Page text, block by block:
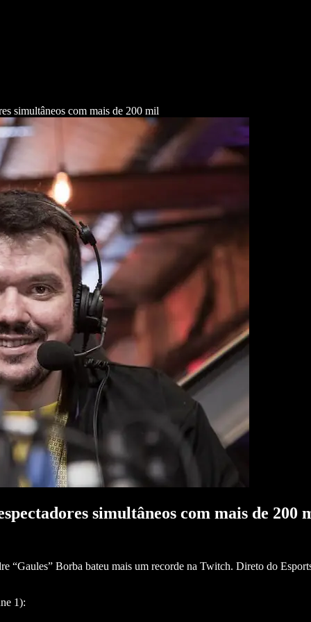
simultâneos com mais de 200 mil
simultâneos com mais de 200
Borba bateu mais um recorde na Twitch. Direto do
1):